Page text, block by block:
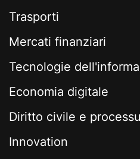
Trasporti
Mercati finanziari
Tecnologie
Economia digitale
Diritto civile e
Innovation